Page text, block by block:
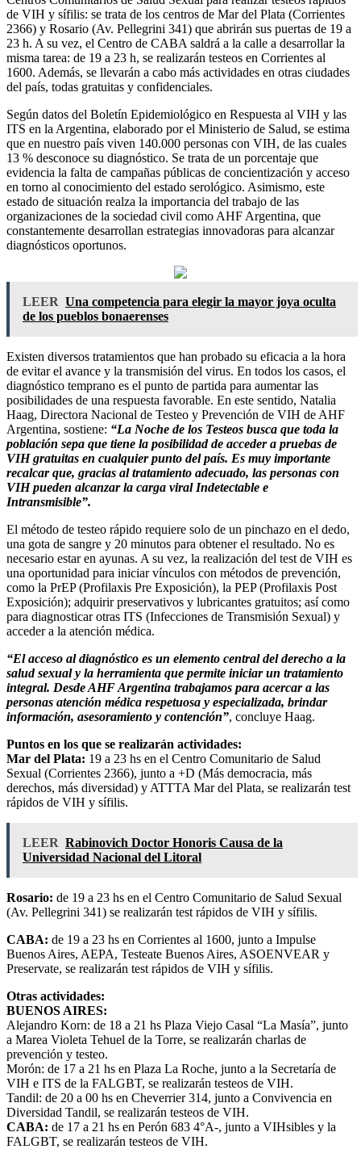
de VIH y sífilis: se trata de los centros de Mar del Plata (Corrientes
2366) y Rosario (Av. Pellegrini 341) que abrirán sus puertas de 19 a
23 h. A su vez, el Centro de CABA saldrá a la calle a desarrollar la
misma tarea: de 19 a 23 h, se realizarán testeos en Corrientes al
1600. Además, se llevarán a cabo más actividades en otras ciudades
del país, todas gratuitas y confidenciales.
Según datos del Boletín Epidemiológico en Respuesta al VIH y las
ITS en la Argentina, elaborado por el Ministerio de Salud, se estima
que en nuestro país viven 140.000 personas con VIH, de las cuales
13 % desconoce su diagnóstico. Se trata de un porcentaje que
evidencia la falta de campañas públicas de concientización y acceso
en torno al conocimiento del estado serológico. Asimismo, este
estado de situación realza la importancia del trabajo de las
organizaciones de la sociedad civil como AHF Argentina, que
constantemente desarrollan estrategias innovadoras para alcanzar
diagnósticos oportunos.
LEER Una competencia para elegir la mayor joya oculta
de los pueblos bonaerenses
Existen diversos tratamientos que han probado su eficacia a la hora
de evitar el avance y la transmisión del virus. En todos los casos, el
diagnóstico temprano es el punto de partida para aumentar las
posibilidades de una respuesta favorable. En este sentido, Natalia
Haag, Directora Nacional de Testeo y Prevención de VIH de AHF
Argentina, sostiene: “La Noche de los Testeos busca que toda la
población sepa que tiene la posibilidad de acceder a pruebas de
VIH gratuitas en cualquier punto del país. Es muy importante
recalcar que, gracias al tratamiento adecuado, las personas con
VIH pueden alcanzar la carga viral Indetectable e
Intransmisible”.
El método de testeo rápido requiere solo de un pinchazo en el dedo,
una gota de sangre y 20 minutos para obtener el resultado. No es
necesario estar en ayunas. A su vez, la realización del test de VIH es
una oportunidad para iniciar vínculos con métodos de prevención,
como la PrEP (Profilaxis Pre Exposición), la PEP (Profilaxis Post
Exposición); adquirir preservativos y lubricantes gratuitos; así como
para diagnosticar otras ITS (Infecciones de Transmisión Sexual) y
acceder a la atención médica.
“El acceso al diagnóstico es un elemento central del derecho a la
salud sexual y la herramienta que permite iniciar un tratamiento
integral. Desde AHF Argentina trabajamos para acercar a las
personas atención médica respetuosa y especializada, brindar
información, asesoramiento y contención”, concluye Haag.
Puntos en los que se realizarán actividades:
Mar del Plata: 19 a 23 hs en el Centro Comunitario de Salud
Sexual (Corrientes 2366), junto a +D (Más democracia, más
derechos, más diversidad) y ATTTA Mar del Plata, se realizarán test
rápidos de VIH y sífilis.
LEER Rabinovich Doctor Honoris Causa de la
Universidad Nacional del Litoral
Rosario: de 19 a 23 hs en el Centro Comunitario de Salud Sexual
(Av. Pellegrini 341) se realizarán test rápidos de VIH y sífilis.
CABA: de 19 a 23 hs en Corrientes al 1600, junto a Impulse
Buenos Aires, AEPA, Testeate Buenos Aires, ASOENVEAR y
Preservate, se realizarán test rápidos de VIH y sífilis.
Otras actividades:
BUENOS AIRES:
Alejandro Korn: de 18 a 21 hs Plaza Viejo Casal “La Masía”, junto
a Marea Violeta Tehuel de la Torre, se realizarán charlas de
prevención y testeo.
Morón: de 17 a 21 hs en Plaza La Roche, junto a la Secretaría de
VIH e ITS de la FALGBT, se realizarán testeos de VIH.
Tandil: de 20 a 00 hs en Cheverrier 314, junto a Convivencia en
Diversidad Tandil, se realizarán testeos de VIH.
CABA: de 17 a 21 hs en Perón 683 4°A-, junto a VIHsibles y la
FALGBT, se realizarán testeos de VIH.